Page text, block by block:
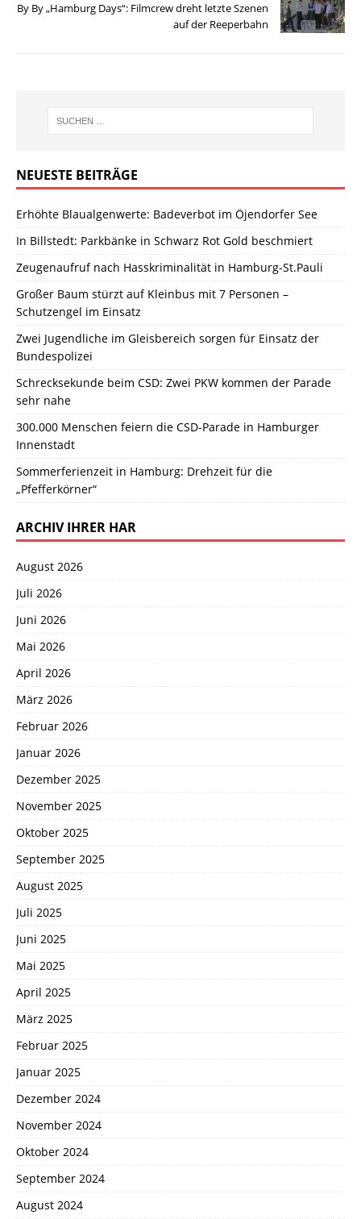
By By „Hamburg Days“: Filmcrew dreht letzte Szenen
auf der Reeperbahn
NEUESTE BEITRÄGE
Erhöhte Blaualgenwerte: Badeverbot im Öjendorfer See
In Billstedt: Parkbänke in Schwarz Rot Gold beschmiert
Zeugenaufruf nach Hasskriminalität in Hamburg-St.Pauli
Großer Baum stürzt auf Kleinbus mit 7 Personen –
Schutzengel im Einsatz
Zwei Jugendliche im Gleisbereich sorgen für Einsatz der
Bundespolizei
Schrecksekunde beim CSD: Zwei PKW kommen der Parade
sehr nahe
300.000 Menschen feiern die CSD-Parade in Hamburger
Innenstadt
Sommerferienzeit in Hamburg: Drehzeit für die
„Pfefferkörner“
ARCHIV IHRER HAR
August 2026
Juli 2026
Juni 2026
Mai 2026
April 2026
März 2026
Februar 2026
Januar 2026
Dezember 2025
November 2025
Oktober 2025
September 2025
August 2025
Juli 2025
Juni 2025
Mai 2025
April 2025
März 2025
Februar 2025
Januar 2025
Dezember 2024
November 2024
Oktober 2024
September 2024
August 2024